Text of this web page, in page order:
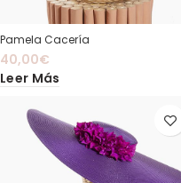
Pamela Cacería
40,00€
Leer Más